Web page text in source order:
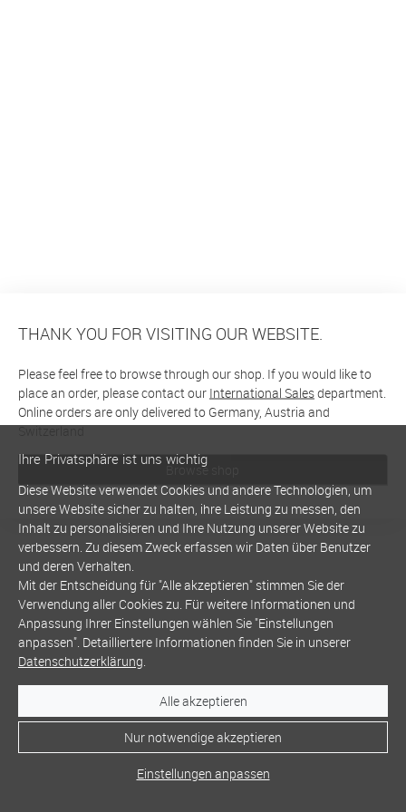
THANK YOU FOR VISITING OUR WEBSITE.
Please feel free to browse through our shop. If you would like to
place an order, please contact our International Salesdepartment.
Online orders are only delivered to Germany, Austria and
Switzerland
Browse shop
Ihre Privatsphäre ist uns wichtig
Diese Website verwendet Cookies und andere Technologien, um
unsere Website sicher zu halten, ihre Leistung zu messen, den
Inhalt zu personalisieren und Ihre Nutzung unserer Website zu
verbessern. Zu diesem Zweck erfassen wir Daten über Benutzer
und deren Verhalten.
Mit der Entscheidung für "Alle akzeptieren" stimmen Sie der
Verwendung aller Cookies zu. Für weitere Informationen und
Anpassung Ihrer Einstellungen wählen Sie "Einstellungen
anpassen". Detailliertere Informationen finden Sie in unserer
Datenschutzerklärung.
Alle akzeptieren
Nur notwendige akzeptieren
Einstellungen anpassen